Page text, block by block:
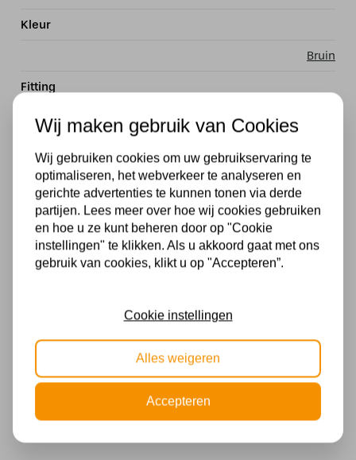
Kleur
Bruin
Fitting
Design
Materiaal
Hout
Dimbaar
Wij maken gebruik van Cookies
Wij gebruiken cookies om uw gebruikservaring te
optimaliseren, het webverkeer te analyseren en
gerichte advertenties te kunnen tonen via derde
partijen. Lees meer over hoe wij cookies gebruiken
en hoe u ze kunt beheren door op "Cookie
instellingen" te klikken. Als u akkoord gaat met ons
gebruik van cookies, klikt u op "Accepteren”.
Cookie instellingen
Alles weigeren
Accepteren